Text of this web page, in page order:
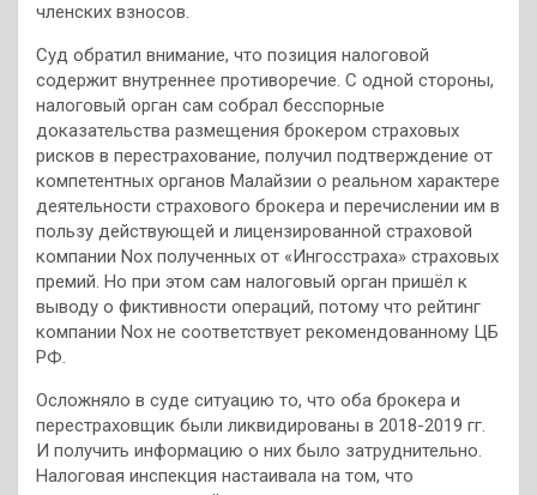
членских взносов.
Суд обратил внимание, что позиция налоговой
содержит внутреннее противоречие. С одной стороны,
налоговый орган сам собрал бесспорные
доказательства размещения брокером страховых
рисков в перестрахование, получил подтверждение от
компетентных органов Малайзии о реальном характере
деятельности страхового брокера и перечислении им в
пользу действующей и лицензированной страховой
компании Nox полученных от «Ингосстраха» страховых
премий. Но при этом сам налоговый орган пришёл к
выводу о фиктивности операций, потому что рейтинг
компании Nox не соответствует рекомендованному ЦБ
РФ.
Осложняло в суде ситуацию то, что оба брокера и
перестраховщик были ликвидированы в 2018-2019 гг.
И получить информацию о них было затруднительно.
Налоговая инспекция настаивала на том, что